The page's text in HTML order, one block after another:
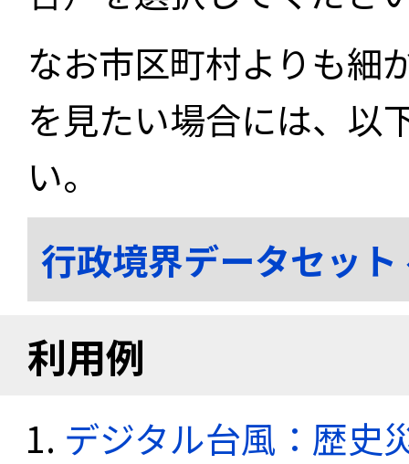
なお市区町村よりも細
を見たい場合には、以
い。
行政境界データセッ
利用例
デジタル台風：歴史